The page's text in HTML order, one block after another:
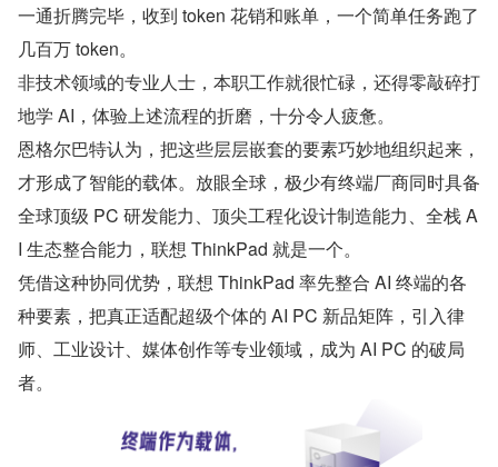
一通折腾完毕，收到 token 花销和账单，一个简单任务跑了
几百万 token。
非技术领域的专业人士，本职工作就很忙碌，还得零敲碎打
地学 AI，体验上述流程的折磨，十分令人疲惫。
恩格尔巴特认为，把这些层层嵌套的要素巧妙地组织起来，
才形成了智能的载体。放眼全球，极少有终端厂商同时具备
全球顶级 PC 研发能力、顶尖工程化设计制造能力、全栈 A
I 生态整合能力，联想 ThinkPad 就是一个。
凭借这种协同优势，联想 ThinkPad 率先整合 AI 终端的各
种要素，把真正适配超级个体的 AI PC 新品矩阵，引入律
师、工业设计、媒体创作等专业领域，成为 AI PC 的破局
者。